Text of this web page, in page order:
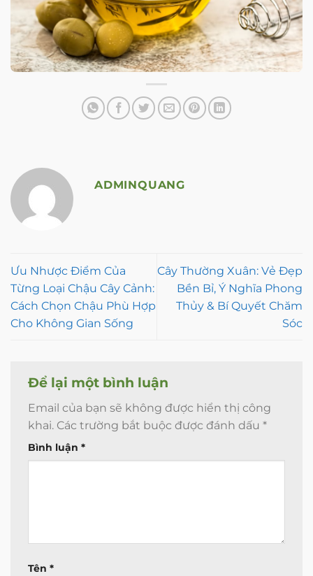
ADMINQUANG
Ưu Nhược Điểm Của
Từng Loại Chậu Cây Cảnh:
Cách Chọn Chậu Phù Hợp
Cho Không Gian Sống
Cây Thường Xuân: Vẻ Đẹp
Bền Bỉ, Ý Nghĩa Phong
Thủy & Bí Quyết Chăm
Sóc
Để lại một bình luận
Email của bạn sẽ không được hiển thị công
khai. Các trường bắt buộc được đánh dấu *
Bình luận *
Tên *